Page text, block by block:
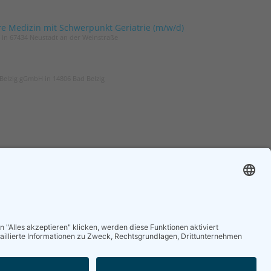
Medizin mit Schwerpunkt Geriatrie (m/w/d)
unserem Fach.
Online lesen